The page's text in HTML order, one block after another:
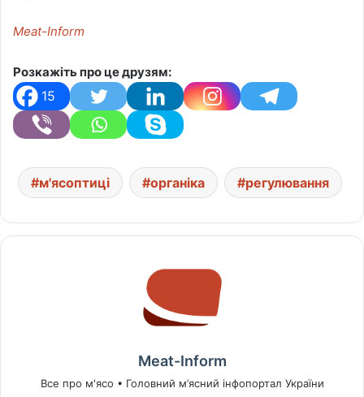
Meat-Inform
Розкажіть про це друзям:
15
м'ясоптиці органіка регулювання
Meat-Inform
Все про м'ясо • Головний м’ясний інфопортал України